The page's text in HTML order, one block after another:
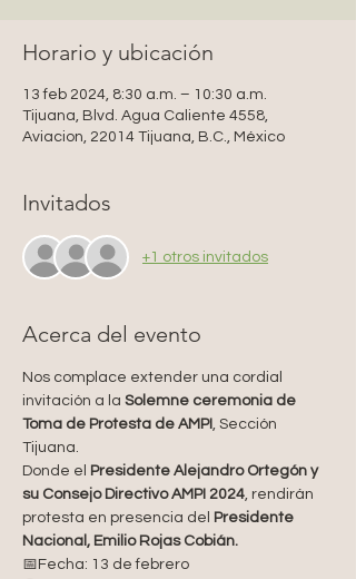
Horario y ubicación
13 feb 2024, 8:30 a.m. – 10:30 a.m.
Tijuana, Blvd. Agua Caliente 4558,
Aviacion, 22014 Tijuana, B.C., México
Invitados
+1 otros invitados
Acerca del evento
Nos complace extender una cordial
invitación a la Solemne ceremonia de
Toma de Protesta de AMPI, Sección
Tijuana.
Donde el
Presidente Alejandro Ortegón y
su Consejo Directivo AMPI 2024, rendirán
protesta en presencia del
Presidente
Nacional, Emilio Rojas Cobián.
📅Fecha: 13 de febrero